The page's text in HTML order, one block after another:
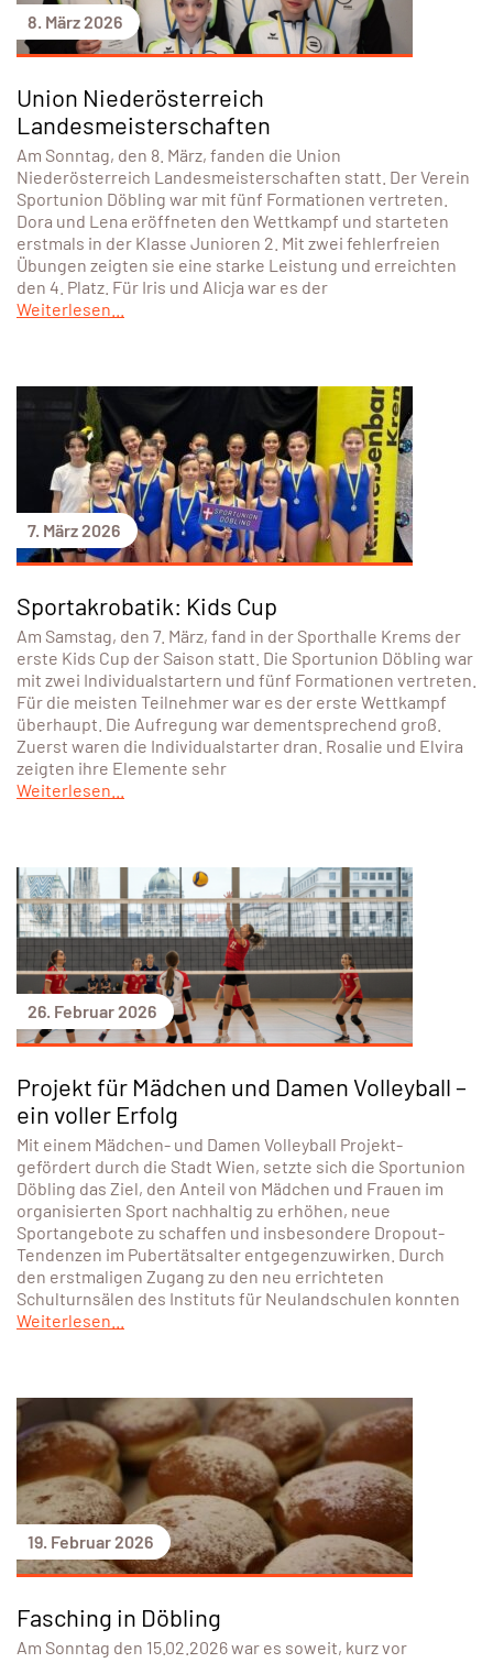
8. März 2026
Union Niederösterreich
Landesmeisterschaften
Am Sonntag, den 8. März, fanden die Union
Niederösterreich Landesmeisterschaften statt. Der Verein
Sportunion Döbling war mit fünf Formationen vertreten.
Dora und Lena eröffneten den Wettkampf und starteten
erstmals in der Klasse Junioren 2. Mit zwei fehlerfreien
Übungen zeigten sie eine starke Leistung und erreichten
den 4. Platz. Für Iris und Alicja war es der
Weiterlesen...
7. März 2026
Sportakrobatik: Kids Cup
Am Samstag, den 7. März, fand in der Sporthalle Krems der
erste Kids Cup der Saison statt. Die Sportunion Döbling war
mit zwei Individualstartern und fünf Formationen vertreten.
Für die meisten Teilnehmer war es der erste Wettkampf
überhaupt. Die Aufregung war dementsprechend groß.
Zuerst waren die Individualstarter dran. Rosalie und Elvira
zeigten ihre Elemente sehr
Weiterlesen...
26. Februar 2026
Projekt für Mädchen und Damen Volleyball –
ein voller Erfolg
Mit einem Mädchen- und Damen Volleyball Projekt-
gefördert durch die Stadt Wien, setzte sich die Sportunion
Döbling das Ziel, den Anteil von Mädchen und Frauen im
organisierten Sport nachhaltig zu erhöhen, neue
Sportangebote zu schaffen und insbesondere Dropout-
Tendenzen im Pubertätsalter entgegenzuwirken. Durch
den erstmaligen Zugang zu den neu errichteten
Schulturnsälen des Instituts für Neulandschulen konnten
Weiterlesen...
19. Februar 2026
Fasching in Döbling
Am Sonntag den 15.02.2026 war es soweit, kurz vor